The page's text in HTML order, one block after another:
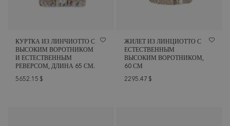
КУРТКА ИЗ ЛИНЧИОТТО С
ВЫСОКИМ ВОРОТНИКОМ
И ЕСТЕСТВЕННЫМ
РЕВЕРСОМ, ДЛИНА 65 СМ.
5652.15 $
ЖИЛЕТ ИЗ ЛИНЦИОТТО С
ЕСТЕСТВЕННЫМ
ВЫСОКИМ ВОРОТНИКОМ,
60 СМ
2295.47 $